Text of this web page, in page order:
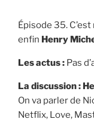
Épisode 35.
enfin Henry
Les actus : Pas
La discussion :
On va parler de
Netflix, Love,